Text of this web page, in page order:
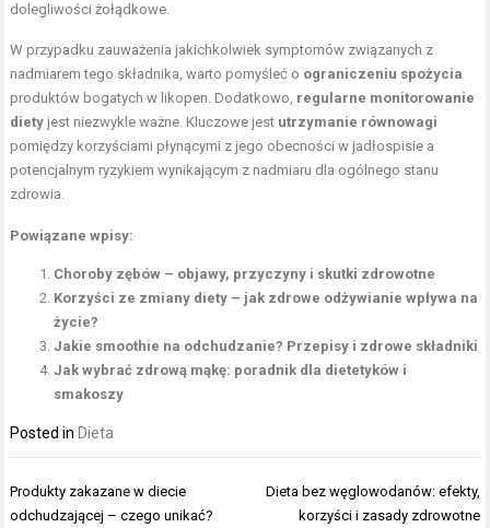
dolegliwości żołądkowe.
W przypadku zauważenia jakichkolwiek symptomów związanych z
nadmiarem tego składnika, warto pomyśleć o ograniczeniu spożycia
produktów bogatych w likopen. Dodatkowo, regularne monitorowanie
diety jest niezwykle ważne. Kluczowe jest utrzymanie równowagi
pomiędzy korzyściami płynącymi z jego obecności w jadłospisie a
potencjalnym ryzykiem wynikającym z nadmiaru dla ogólnego stanu
zdrowia.
Powiązane wpisy:
Choroby zębów – objawy, przyczyny i skutki zdrowotne
Korzyści ze zmiany diety – jak zdrowe odżywianie wpływa na
życie?
Jakie smoothie na odchudzanie? Przepisy i zdrowe składniki
Jak wybrać zdrową mąkę: poradnik dla dietetyków i
smakoszy
Posted in Dieta
Nawigacja
wpisu
Produkty zakazane w diecie
odchudzającej – czego unikać?
Dieta bez węglowodanów: efekty,
korzyści i zasady zdrowotne